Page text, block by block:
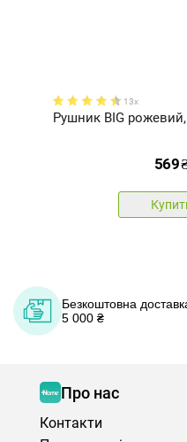
13x
Рушник BIG
569
Безкоштовна
5 000 ₴
Про нас
Контакти